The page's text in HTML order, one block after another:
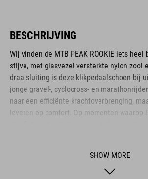
BESCHRIJVING
Wij vinden de MTB PEAK ROOKIE iets
stijve, met glasvezel versterkte nylon zool
draaisluiting is deze klikpedaalschoen bij
jonge gravel-, cyclocross- en
naar een efficiënte krachtoverbrenging,
leveren op comfort. Op momenten waarop
op de neus en de hielkuip. De profielzool is
TRACTION-rubber, een extra gripvaste
SHOW MORE